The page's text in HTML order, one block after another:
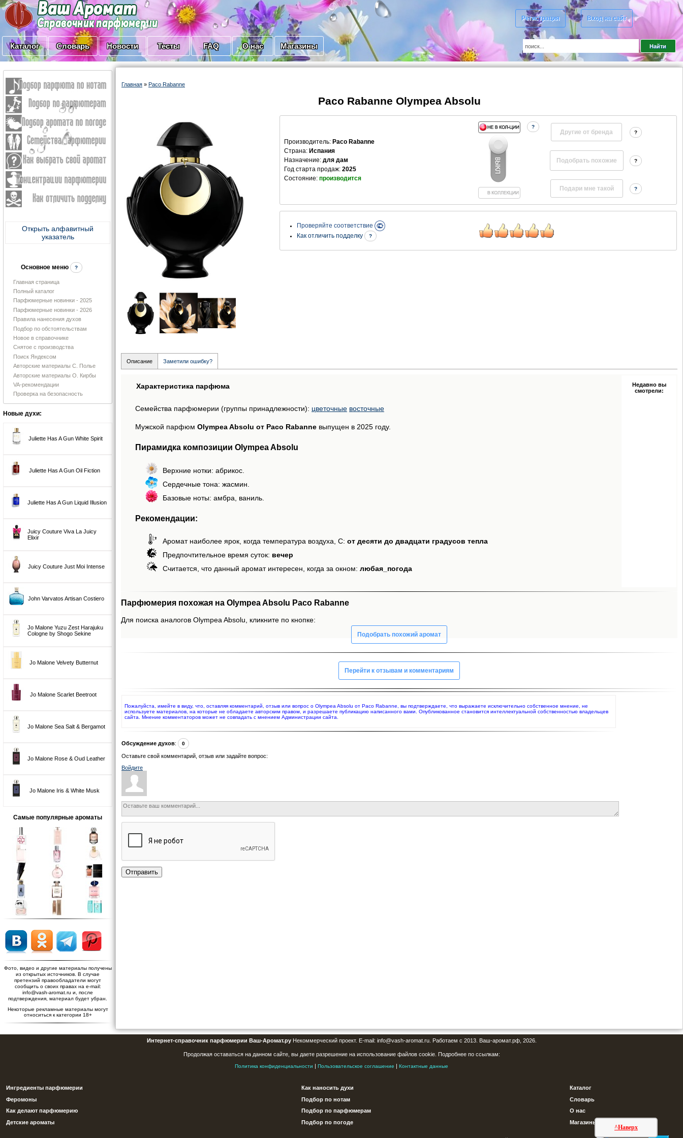
Регистрация Вход на сайт
Каталог Словарь Новости Тесты FAQ О нас Магазины
Открыть алфавитный
указатель
Основное меню ?
Главная страница
Полный каталог
Парфюмерные новинки - 2025
Парфюмерные новинки - 2026
Правила нанесения духов
Подбор по обстоятельствам
Новое в справочнике
Снятое с производства
Поиск Яндексом
Авторские материалы С. Полье
Авторские материалы О. Кирбы
VA-рекомендации
Проверка на безопасность
Новые духи:
Juliette Has A Gun White Spirit
Juliette Has A Gun Oil Fiction
Juliette Has A Gun Liquid Illusion
Juicy Couture Viva La Juicy
Elixir
Juicy Couture Just Moi Intense
John Varvatos Artisan Costiero
Jo Malone Yuzu Zest Harajuku
Cologne by Shogo Sekine
Jo Malone Velvety Butternut
Jo Malone Scarlet Beetroot
Jo Malone Sea Salt & Bergamot
Jo Malone Rose & Oud Leather
Jo Malone Iris & White Musk
Самые популярные ароматы
Фото, видео и другие материалы получены
из открытых источников. В случае
претензий правообладатели могут
сообщить о своих правах на e-mail:
info@vash-aromat.ru и, после
подтверждения, материал будет убран.
Некоторые рекламные материалы могут
относиться к категории 18+
Главная » Paco Rabanne
Paco Rabanne Olympea Absolu
Производитель: Paco Rabanne
Страна: Испания
Назначение: для дам
Год старта продаж: 2025
Состояние: производится
?
Другие от бренда ?
?
?
Проверяйте соответствие
Как отличить подделку
?
Описание Заметили ошибку?
Характеристика парфюма
Семейства парфюмерии (группы принадлежности): цветочные восточные
Мужской парфюм Olympea Absolu от Paco Rabanne выпущен в 2025 году.
Пирамидка композиции Olympea Absolu
Верхние нотки: абрикос.
Сердечные тона: жасмин.
Базовые ноты: амбра, ваниль.
Рекомендации:
Аромат наиболее ярок, когда температура воздуха, С: от десяти до двадцати градусов тепла
Предпочтительное время суток: вечер
Считается, что данный аромат интересен, когда за окном: любая_погода
Недавно вы
смотрели:
Парфюмерия похожая на Olympea Absolu Paco Rabanne
Для поиска аналогов Olympea Absolu, кликните по кнопке:
Подобрать похожий аромат
Перейти к отзывам и комментариям
Пожалуйста, имейте в виду, что, оставляя комментарий, отзыв или вопрос о Olympea Absolu от Paco Rabanne, вы подтверждаете, что выражаете исключительно собственное мнение, не
используете материалов, на которые не обладаете авторским правом, и разрешаете публикацию написанного вами. Опубликованное становится интеллектуальной собственностью владельцев
сайта. Мнение комментаторов может не совпадать с мнением Администрации сайта.
Обсуждение духов: 0
Оставьте свой комментарий, отзыв или задайте вопрос:
Войдите
Отправить
^Наверх
Интернет-справочник парфюмерии Ваш-Аромат.руНекоммерческий проект. E-mail: info@vash-aromat.ru. Работаем с 2013. Ваш-аромат.рф, 2026.
Продолжая оставаться на данном сайте, вы даете разрешение на использование файлов cookie. Подробнее по ссылкам:
Политика конфиденциальности | Пользовательское соглашение | Контактные данные
Ингредиенты парфюмерии
Феромоны
Как делают парфюмерию
Детские ароматы
Как наносить духи
Подбор по нотам
Подбор по парфюмерам
Подбор по погоде
Каталог
Словарь
О нас
Магазины